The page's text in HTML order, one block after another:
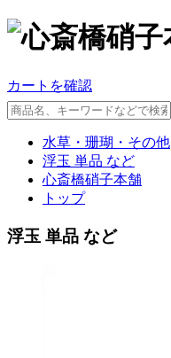
カートを確認
水草・珊瑚・その他
浮玉 単品 など
心斎橋硝子本舗
トップ
浮玉 単品 など